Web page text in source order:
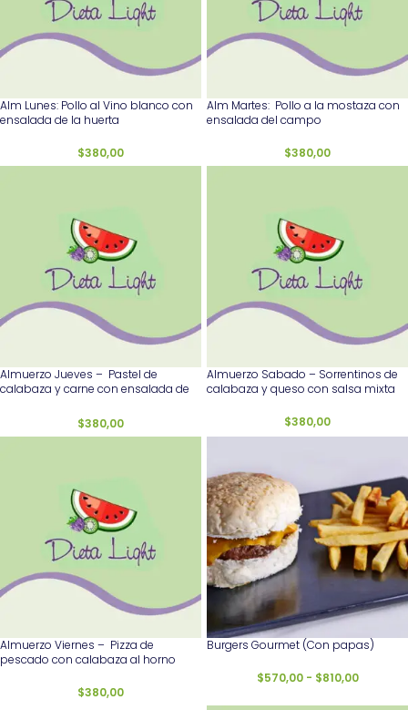
Alm Lunes: Pollo al Vino blanco con
ensalada de la huerta
$380,00
Alm Martes: Pollo a la mostaza con
ensalada del campo
$380,00
Almuerzo Jueves – Pastel de
calabaza y carne con ensalada de
$380,00
Almuerzo Sabado – Sorrentinos de
calabaza y queso con salsa mixta
$380,00
Almuerzo Viernes – Pizza de
pescado con calabaza al horno
$380,00
Burgers Gourmet (Con papas)
$570,00 - $810,00